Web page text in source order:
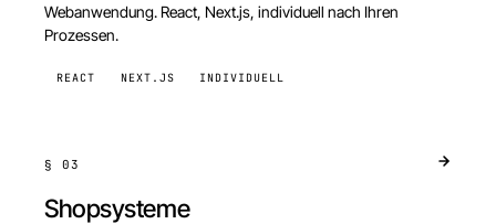
Webanwendung. React, Next.js, individuell nach Ihren
Prozessen.
REACT NEXT.JS INDIVIDUELL
§03
Shopsysteme